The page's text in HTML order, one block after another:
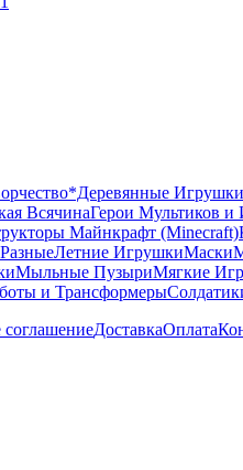
*Деревянные Игрушки
ВсячинаГерои Мультиков и
Майнкрафт (Minecraft)
Летние ИгрушкиМаски
Мыльные ПузыриМягкие
и Трансформеры
соглашениеДоставкаОплата